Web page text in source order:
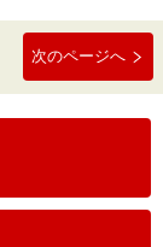
次のページへ